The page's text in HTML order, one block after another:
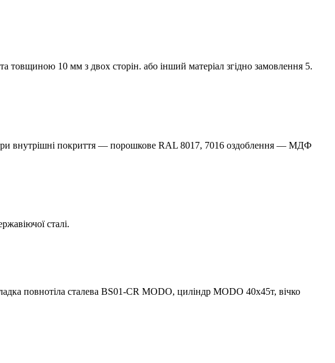
10 мм з двох сторін. або інший матеріал згідно замовлення 5.
внутрішні покриття — порошкове RAL 8017, 7016 оздоблення — МДФ
сталі.
повнотіла сталева BS01-CR MODO, циліндр MODO 40х45т, вічко